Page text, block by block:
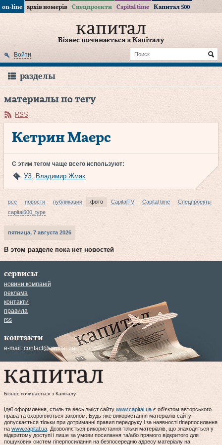
on-line архів номерів Спецпроекти Capital time Капитал 500
Бізнес починається з Капіталу
Войти
разделы
материалы по тегу
RSS
Кетрин Маерс
С этим тегом чаще всего используют:
УЗ, Владимир Жмак
все новости публикации фото CapitalTV Capital time
Спецпроекты
capital500_type
пятница, 7 августа 2026
В этом разделе пока нет новостей
сервисы
новини компаній
реклама
контакти
правила
rss
контакти
e-mail: contact@capital.ua
Бізнес починається з Капіталу
Ідеї оформлення, стиль та весь зміст сайту www.capital.ua є об'єктом авторського
права та охороняються законом. Будь-яке використання матеріалів сайту
допускається тільки при дотриманні правил передруку і за наявності гіперпосилання
на www.capital.ua . Дозволяється використання тільки матеріалів, що знаходяться у
відкритому доступі і лише за умови посилання та/або прямого відкритого для
пошукових систем гіперпосилання на безпосередню адресу матеріалу на